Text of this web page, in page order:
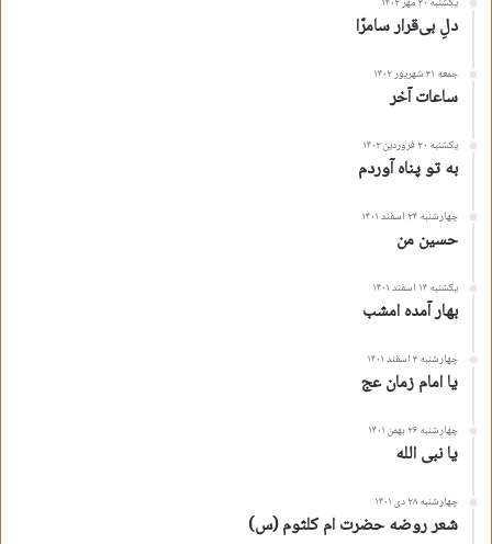
دلِ بی‌قرار سامرّا
جمعه ۳۱ شهریور ۱۴۰۲
ساعات آخر
یکشنبه ۲۰ فروردین ۱۴۰۲
به تو پناه آوردم
چهارشنبه ۲۴ اسفند ۱۴۰۱
حسین من
یکشنبه ۱۴ اسفند ۱۴۰۱
بهار آمده امشب
چهارشنبه ۳ اسفند ۱۴۰۱
یا امام زمان عج
چهارشنبه ۲۶ بهمن ۱۴۰۱
یا نبی الله
چهارشنبه ۲۸ دی ۱۴۰۱
شعر روضه حضرت ام کلثوم (س)